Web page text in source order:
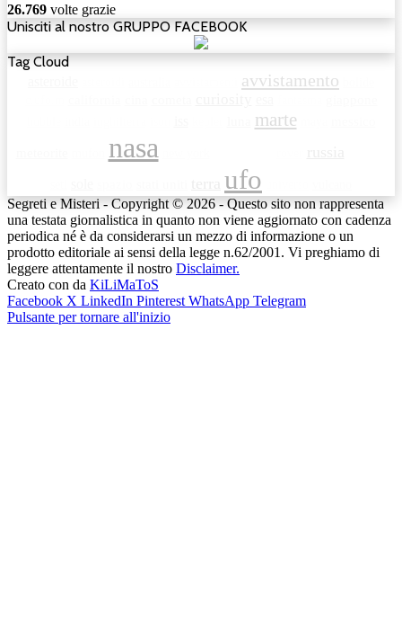
26.769 volte grazie
Unisciti al nostro GRUPPO FACEBOOK
Tag Cloud
avvistamento
marte
nasa
ufo
Segreti e Misteri - Copyright © 2026 - Questo sito non rappresenta
una testata giornalistica in quanto non viene aggiornato con cadenza
periodica né è da considerarsi un mezzo di informazione o un
prodotto editoriale ai sensi della legge n.62/2001. Vi preghiamo di
leggere attentamente il nostro Disclaimer.
Creato con da KiLiMaToS
Facebook X LinkedIn Pinterest WhatsApp Telegram
Pulsante per tornare all'inizio